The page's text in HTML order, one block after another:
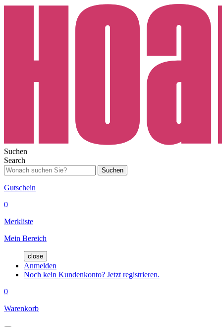
Suchen
Search
Suchen
Gutschein
0
Merkliste
Mein Bereich
close
Anmelden
Noch kein Kundenkonto? Jetzt registrieren.
0
Warenkorb